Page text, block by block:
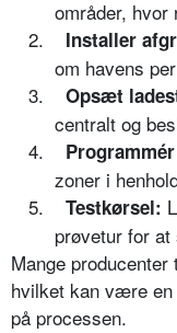
områder,
2. Installer
om havens
3. Opsæt
centralt og
4.
zoner i
5. Testkørsel:
prøvetur for
Mange
hvilket kan være
på processen.